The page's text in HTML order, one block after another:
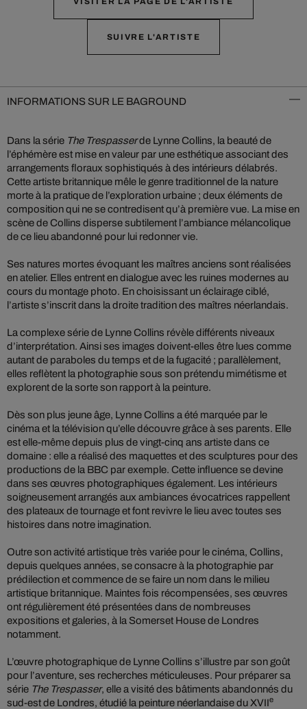
SUIVRE L'ARTISTE
INFORMATIONS SUR LE BAGROUND
Dans la série The Trespasserde Lynne Collins, la beauté de
l’éphémère est mise en valeur par une esthétique associant des
arrangements floraux sophistiqués à des intérieurs délabrés.
Cette artiste britannique mêle le genre traditionnel de la nature
morte à la pratique de l’exploration urbaine ; deux éléments de
composition qui ne se contredisent qu’à première vue. La mise en
scène de Collins disperse subtilement l’ambiance mélancolique
de ce lieu abandonné pour lui redonner vie.
Ses natures mortes évoquant les maîtres anciens sont réalisées
en atelier. Elles entrent en dialogue avec les ruines modernes au
cours du montage photo. En choisissant un éclairage ciblé,
l’artiste s’inscrit dans la droite tradition des maîtres néerlandais.
La complexe série de Lynne Collins révèle différents niveaux
d’interprétation. Ainsi ses images doivent-elles être lues comme
autant de paraboles du temps et de la fugacité ; parallèlement,
elles reflètent la photographie sous son prétendu mimétisme et
explorent de la sorte son rapport à la peinture.
Dès son plus jeune âge, Lynne Collins a été marquée par le
cinéma et la télévision qu’elle découvre grâce à ses parents. Elle
est elle-même depuis plus de vingt-cinq ans artiste dans ce
domaine : elle a réalisé des maquettes et des sculptures pour des
productions de la BBC par exemple. Cette influence se devine
dans ses œuvres photographiques également. Les intérieurs
soigneusement arrangés aux ambiances évocatrices rappellent
des plateaux de tournage et font revivre le lieu avec toutes ses
histoires dans notre imagination.
Outre son activité artistique très variée pour le cinéma, Collins,
depuis quelques années, se consacre à la photographie par
prédilection et commence de se faire un nom dans le milieu
artistique britannique. Maintes fois récompensées, ses œuvres
ont régulièrement été présentées dans de nombreuses
expositions et galeries, à la Somerset House de Londres
notamment.
L’œuvre photographique de Lynne Collins s’illustre par son goût
pour l’aventure, ses recherches méticuleuses. Pour préparer sa
série The Trespasser, elle a visité des bâtiments abandonnés du
sud-est de Londres, étudié la peinture néerlandaise du XVIIe